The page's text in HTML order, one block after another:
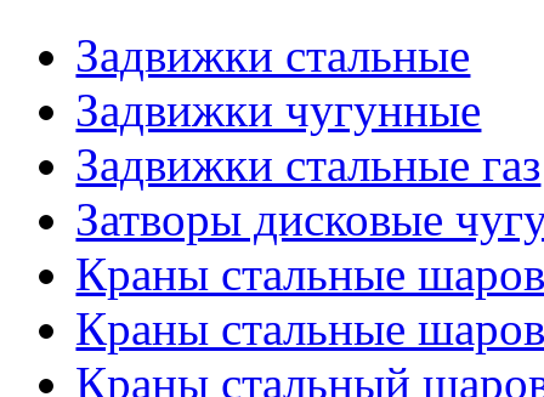
Задвижки стальные
Задвижки чугунные
Задвижки стальные газ
Затворы дисковые
Краны стальные
Краны стальные
Краны стальный